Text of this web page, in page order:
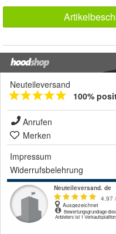
Neuteileversand
100%
Anrufen
Merken
Impressum
Widerrufsbelehrung